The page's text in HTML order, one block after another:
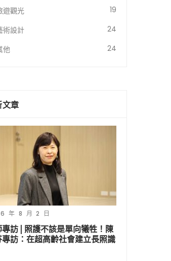
遊觀光
19
術設計
24
他
24
文章
年 8 月 2 日
專訪 | 照護不該是單向犧牲！陳
專訪：在超高齡社會建立長照識